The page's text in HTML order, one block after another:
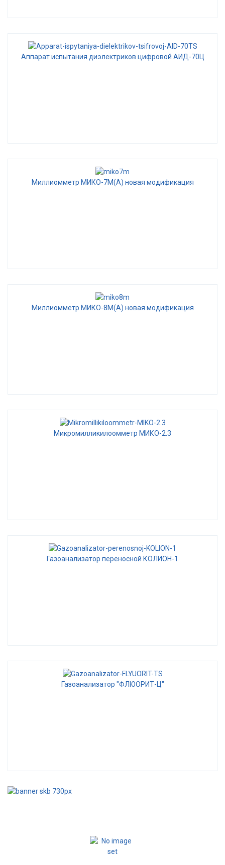
Аппарат испытания диэлектриков цифровой АИД-70Ц
Миллиомметр МИКО-7М(А) новая модификация
Миллиомметр МИКО-8М(А) новая модификация
Микромилликилоомметр МИКО-2.3
Газоанализатор переносной КОЛИОН-1
Газоанализатор "ФЛЮОРИТ-Ц"